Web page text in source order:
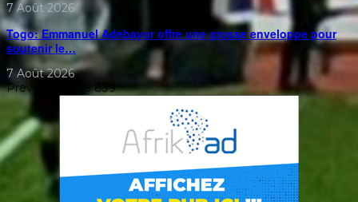
7 Août 2026
Togo: Emmanuel Adebayor offre une grosse enveloppe pour
soutenir le…
7 Août 2026
Prev
1 De 839